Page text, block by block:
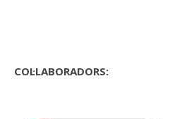
COL·LABORADORS: